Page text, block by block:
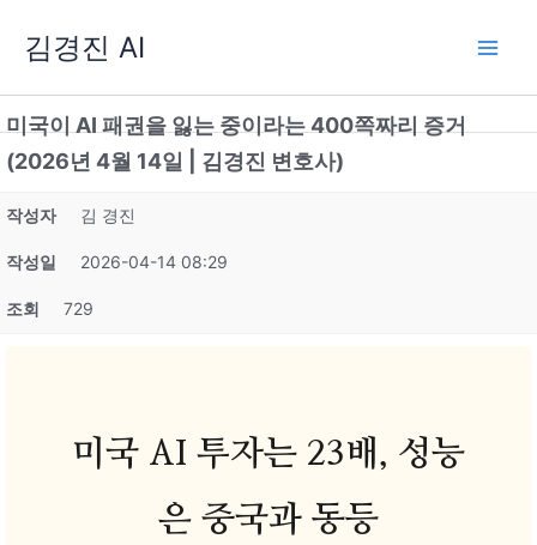
로
건
너
기
김경진 AI
미국이 AI 패권을 잃는 중이라는 400쪽짜리 증거
(2026년 4월 14일 | 김경진 변호사)
작성자 김 경진
작성일 2026-04-14 08:29
조회 729
미국 AI 투자는 23배, 성능
은 중국과 동등